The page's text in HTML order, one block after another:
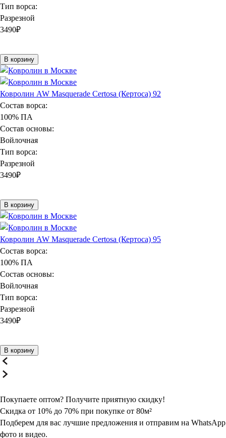
Тип ворса:
Разрезной
3490₽
В корзину
Ковролин AW Masquerade Certosa (Кертоса) 92
Состав ворса:
100% ПА
Состав основы:
Войлочная
Тип ворса:
Разрезной
3490₽
В корзину
Ковролин AW Masquerade Certosa (Кертоса) 95
Состав ворса:
100% ПА
Состав основы:
Войлочная
Тип ворса:
Разрезной
3490₽
В корзину
Покупаете оптом? Получите приятную скидку!
Скидка от 10% до 70% при покупке от 80м²
Подберем для вас лучшие предложения и отправим на WhatsApp
фото и видео.